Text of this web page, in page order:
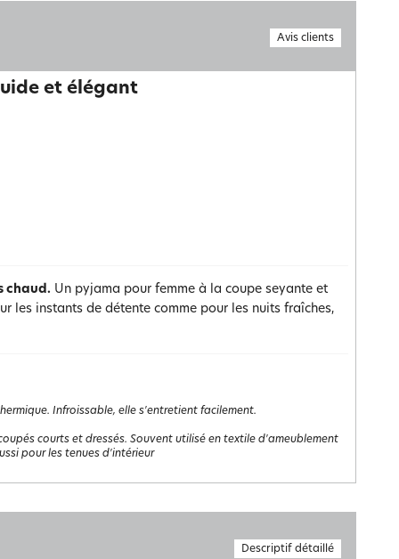
Avis clients
et élégant
chaud. Un pyjama pour femme à la coupe seyante et
les instants de détente comme pour les nuits fraîches,
Infroissable, elle s'entretient facilement.
courts et dressés. Souvent utilisé en textile d'ameublement
pour les tenues d'intérieur
Descriptif détaillé